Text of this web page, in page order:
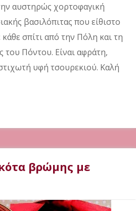
αυστηρώς χορτοφαγική
βασιλόπιτας που είθιστο
σπίτι από την Πόλη και τη
του Πόντου. Είναι αφράτη,
υφή τσουρεκιού. Καλή
βρώμης με